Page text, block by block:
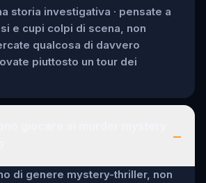
storia investigativa · pensate a
e cupi colpi di scena, non
qualcosa di davvero
piuttosto un tour dei
–
di genere mystery-thriller, non